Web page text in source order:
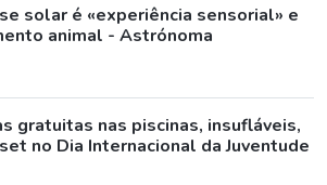
solar é «experiência sensorial» e
animal - Astrónoma
gratuitas nas piscinas, insufláveis,
no Dia Internacional da Juventude